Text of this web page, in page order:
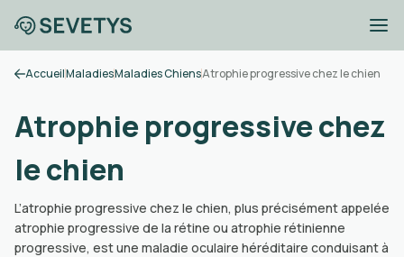
AccueilMaladiesMaladies ChiensAtrophie progressive chez le chien
Atrophie progressive chez
le chien
L’atrophie progressive chez le chien, plus précisément appelée
atrophie progressive de la rétine ou atrophie rétinienne
progressive, est une maladie oculaire héréditaire conduisant à